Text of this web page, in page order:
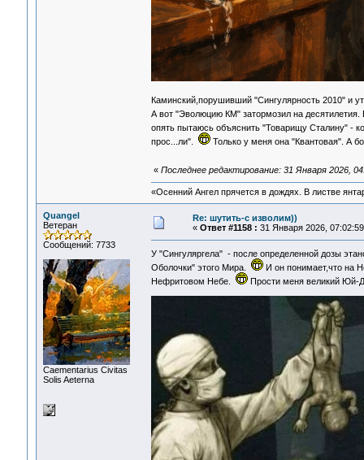
Каминский,порушивший "Сингулярность 2010" и
А вот "Эволюцию КМ" затормозил на
опять пытаюсь объяснить "Товарищу Сталину" -
прос...ли".
Только у меня она "Квантовая". А
« Последнее редактирование: 31 Января 2026,
«Осенний Ангел прячется в дождях. В листве
Quangel
Ветеран
Сообщений: 7733
Сaementarius Civitas
Solis Aeterna
Re: шутить-с изволим))
« Ответ #1158 : 31 Января 2026,
У "Сингуляргела" - после определенной дозы
Оболочки" этого Мира.
И он понимает,что на
Нефритовом Небе.
Прости меня великий